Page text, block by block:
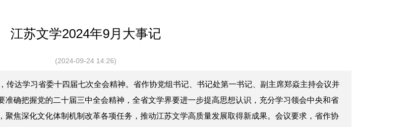
江苏文学2024年9月大事记
(2024-09-24 14:26)
达学习省委十四届七次全会精神。省作协党组书记、书记处第一书记、副主席郑焱主持会议并
准确把握党的二十届三中全会精神，全省文学界要进一步提高思想认识，充分学习领会中央和省
聚焦深化文化体制机制改革各项任务，推动江苏文学高质量发展取得新成果。会议要求，省作协